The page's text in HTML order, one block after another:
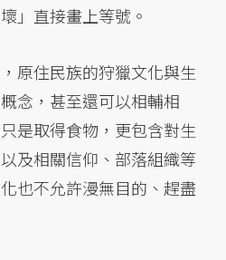
」直接畫上等號。
原住民族的狩獵文化與生
念，甚至還可以相輔相
是取得食物，更包含對生
及相關信仰、部落組織等
也不允許漫無目的、趕盡